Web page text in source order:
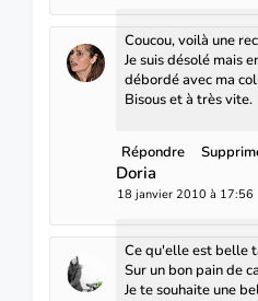
Coucou, voilà une
Je suis désolé mais
débordé avec ma
Bisous et à très vite.
Répondre
Doria
18 janvier 2010 à 17:56
Ce qu'elle est belle
Sur un bon pain de
Je te souhaite une